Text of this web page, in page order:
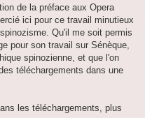
de la préface aux Opera
ici pour ce travail minutieux
Qu'il me soit permis
pour son travail sur Sénèque,
spinozienne, et que l'on
téléchargements dans une
les téléchargements, plus